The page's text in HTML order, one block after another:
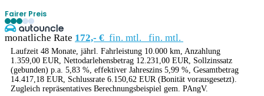
Fairer Preis
monatliche Rate 172,- € fin. mtl. fin. mtl.
Laufzeit 48 Monate, jährl. Fahrleistung 10.000 km, Anzahlung
1.359,00 EUR, Nettodarlehensbetrag 12.231,00 EUR, Sollzinssatz
(gebunden) p.a. 5,83 %, effektiver Jahreszins 5,99 %, Gesamtbetrag
14.417,18 EUR, Schlussrate 6.150,62 EUR (Bonität vorausgesetzt).
Zugleich repräsentatives Berechnungsbeispiel gem. PAngV.